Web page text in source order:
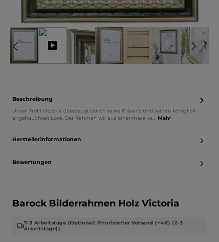
Beschreibung
Unser Profil Victoria überzeugt durch seine Präsenz und seinen königlich
angehauchten Look. Der Rahmen wir aus einer massive… Mehr
Herstellerinformationen
Bewertungen
Barock Bilderrahmen Holz Victoria
7-9 Arbeitstage (Optional: Priorisierter Versand (+4€) (2-3
Arbeitstage))